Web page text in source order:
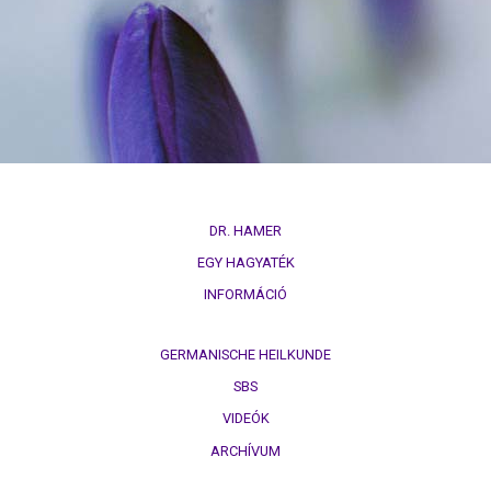
természettörvény
természettörvény
DR. HAMER
EGY HAGYATÉK
INFORMÁCIÓ
GERMANISCHE HEILKUNDE
SBS
VIDEÓK
ARCHÍVUM